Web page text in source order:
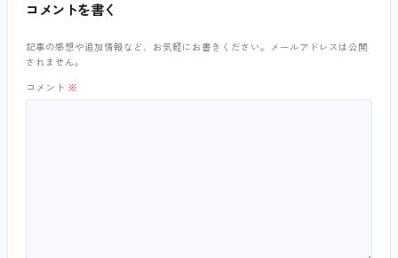
コメントを書く
記事の感想や追加情報など、お気軽にお書きください。メールアドレスは公開
されません。
コメント ※